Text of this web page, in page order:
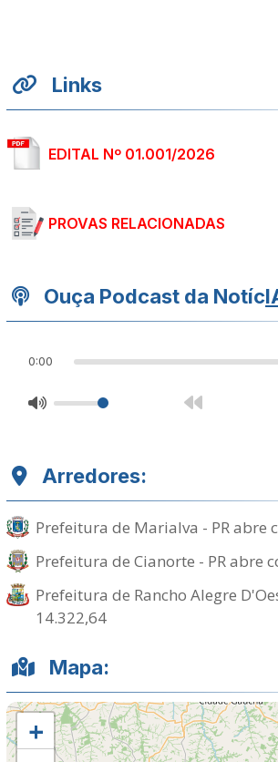
Links
EDITAL Nº 01.001/2026
PROVAS RELACIONADAS
Ouça Podcast da Notíc
0:00
Arredores:
Prefeitura de Marialva - PR abre
Prefeitura de Cianorte - PR abre
Prefeitura de Rancho Alegre
14.322,64
Mapa:
+